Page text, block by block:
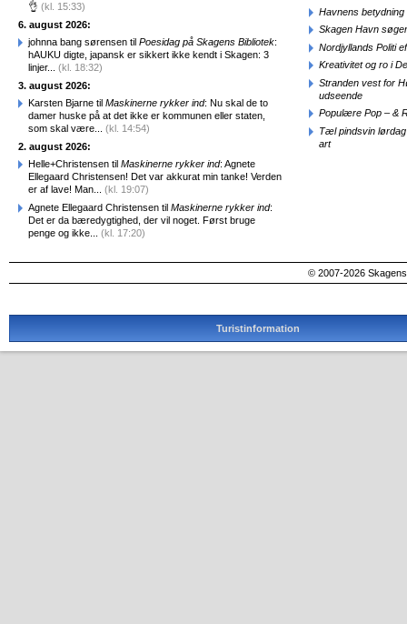
👌 (kl. 15:33)
6. august 2026:
johnna bang sørensen til Poesidag på Skagens Bibliotek:
hAUKU digte, japansk er sikkert ikke kendt i Skagen: 3
linjer... (kl. 18:32)
3. august 2026:
Karsten Bjarne til Maskinerne rykker ind: Nu skal de to
damer huske på at det ikke er kommunen eller staten,
som skal være... (kl. 14:54)
2. august 2026:
Helle+Christensen til Maskinerne rykker ind: Agnete
Ellegaard Christensen! Det var akkurat min tanke! Verden
er af lave! Man... (kl. 19:07)
Agnete Ellegaard Christensen til Maskinerne rykker ind:
Det er da bæredygtighed, der vil noget. Først bruge
penge og ikke... (kl. 17:20)
Havnens betydning
Skagen Havn
Nordjyllands Politi
Kreativitet og ro i
Stranden vest for
udseende
Populære Pop – &
Tæl pindsvin
art
© 2007-2026
Turistinformation